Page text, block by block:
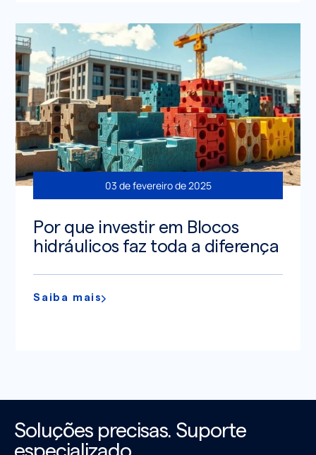
03 de fevereiro de 2025
Por que investir em Blocos
hidráulicos faz toda a diferença
Saiba mais
Soluções precisas. Suporte